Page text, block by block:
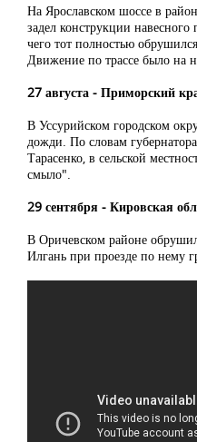
На Ярославском шоссе в
задел конструкции навесного
чего тот полностью
Движение по трассе было на
27 августа ‒ Приморский
В Уссурийском городском
дожди. По словам
Тарасенко, в сельской
смыло".
29 сентября ‒ Кировская
В Оричевском районе
Илгань при проезде по нему